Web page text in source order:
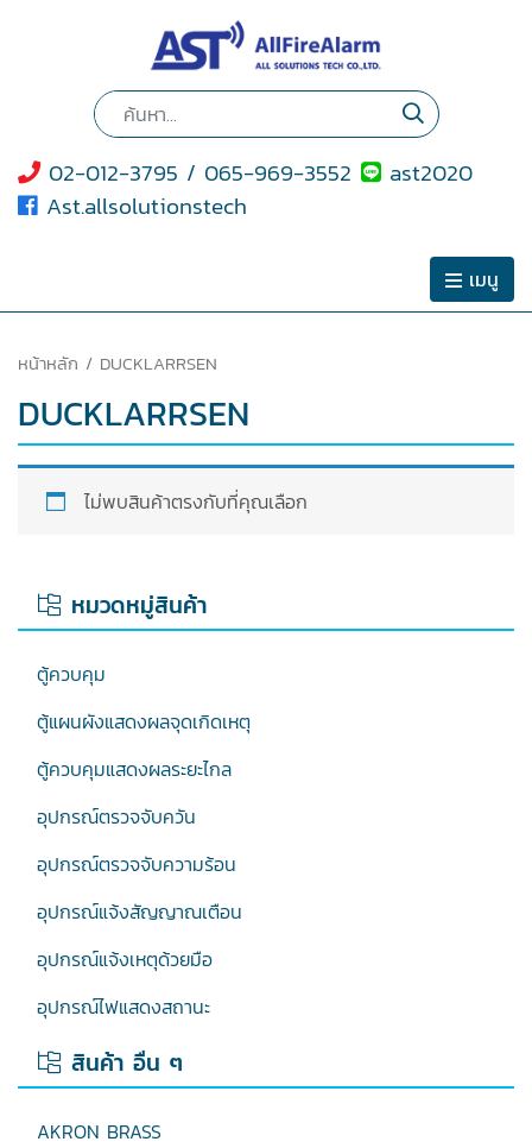
02-012-3795 / 065-969-3552
ast2020
Ast.allsolutionstech
เมนู
หมวดหมู่สินค้า
ตู้ควบคุม
ตู้แผนผังแสดงผลจุดเกิดเหตุ
ตู้ควบคุมแสดงผลระยะไกล
อุปกรณ์ตรวจจับควัน
อุปกรณ์ตรวจจับความร้อน
อุปกรณ์แจ้งสัญญาณเตือน
อุปกรณ์แจ้งเหตุด้วยมือ
อุปกรณ์ไฟแสดงสถานะ
สินค้า อื่น ๆ
AKRON BRASS
หน้าหลัก / DUCKLARRSEN
DUCKLARRSEN
ไม่พบสินค้าตรงกับที่คุณเลือก